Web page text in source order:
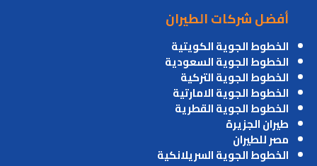
أفضل شركات الطيران
الخطوط الجوية الكويتية
الخطوط الجوية السعودية
الخطوط الجوية التركية
الخطوط الجوية الامارتية
الخطوط الجوية القطرية
طيران الجزيرة
مصر للطيران
الخطوط الجوية السريلانكية